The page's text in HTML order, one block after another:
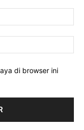
di browser ini